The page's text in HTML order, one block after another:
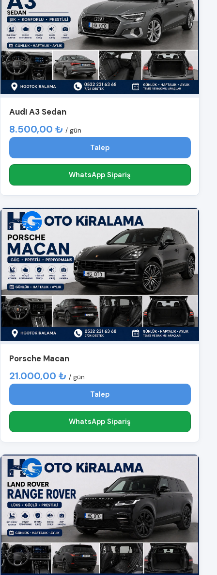
Audi A3 Sedan
8.500,00 ₺ / gün
Talep
WhatsApp Sipariş
Porsche Macan
21.000,00 ₺ / gün
Talep
WhatsApp Sipariş